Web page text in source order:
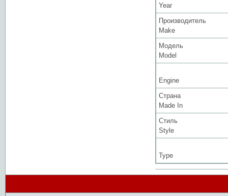
Year
Производитель
Make
Модель
Model
Engine
Страна
Made In
Стиль
Style
Type